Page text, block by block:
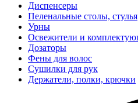
Диспенсеры
Пеленальные столы, стулья
Урны
Освежители и
Дозаторы
Фены для волос
Сушилки для рук
Держатели, полки, крючки